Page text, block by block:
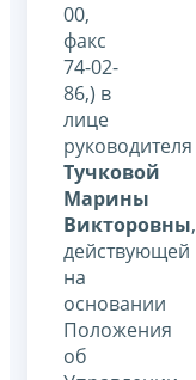
00,
факс
74-02-
86,) в
лице
руководителя
Тучковой
Марины
Викторовны,
действующей
на
основании
Положения
об